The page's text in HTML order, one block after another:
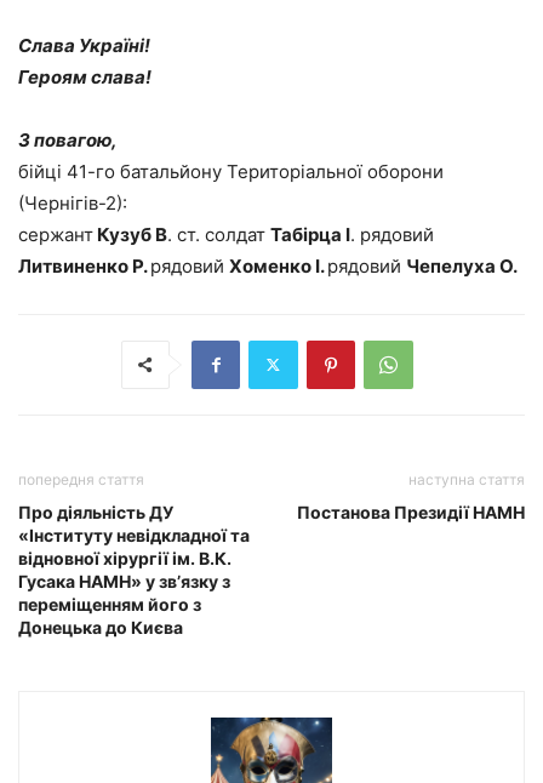
Слава Україні!
Героям слава!
З повагою,
бійці 41-го батальйону Територіальної оборони
(Чернігів-2):
сержант Кузуб В. ст. солдат Табірца І. рядовий
Литвиненко Р.рядовий Хоменко І.рядовий Чепелуха О.
попередня стаття
Про діяльність ДУ
«Інституту невідкладної та
відновної хірургії ім. В.К.
Гусака НАМН» у зв’язку з
переміщенням його з
Донецька до Києва
наступна стаття
Постанова Президії НАМН